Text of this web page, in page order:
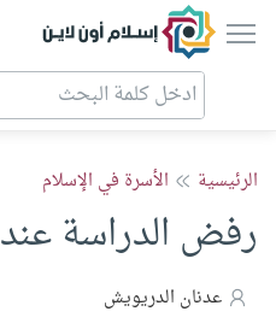
إسلام أون لاين
الرئيسية الأسرة في الإسلام
رفض الدراسة
عدنان الدريويش